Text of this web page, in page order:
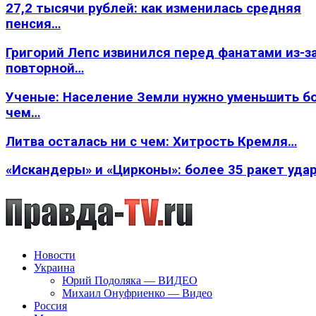
27,2 тысячи рублей: как изменилась средняя
пенсия…
Григорий Лепс извинился перед фанатами из-
повторной…
Ученые: Население Земли нужно уменьшить
чем…
Литва осталась ни с чем: Хитрость Кремля…
«Искандеры» и «Цирконы»: более 35 ракет
Новости
Украина
Юрий Подоляка — ВИДЕО
Михаил Онуфриенко — Видео
Россия